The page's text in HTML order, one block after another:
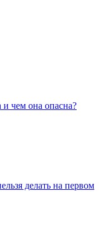
и чем она опасна?
делать на первом